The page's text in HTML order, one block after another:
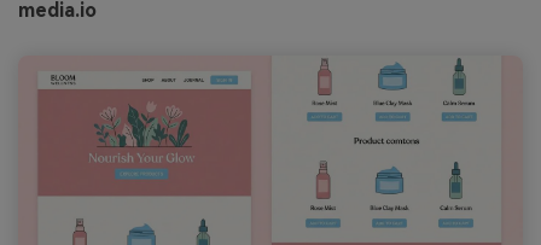
media.io